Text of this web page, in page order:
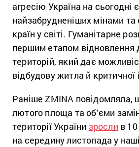
агресію Україна на сьогодні
найзабрудненіших мінами
країн у світі. Гуманітарне
першим етапом відновлення
територій, який дає
відбудову житла й критичної
Раніше ZMINA повідомляла,
лютого площа та обʼєми
території України зросли в
на середину листопада у